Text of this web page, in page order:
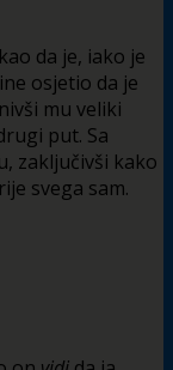
da je, iako je
osjetio da je
mu veliki
put. Sa
zaključivši kako
svega sam.